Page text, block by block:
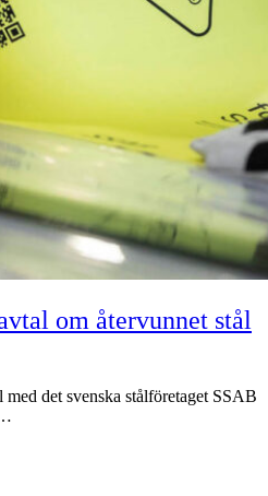
om återvunnet stål
det svenska stålföretaget SSAB